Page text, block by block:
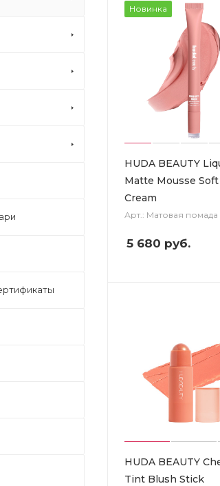
Новинка
HUDA BEAUTY
Matte Mousse
Cream
Арт.: Матовая помада
5 680 руб.
HUDA BEAUTY
Tint Blush Stick